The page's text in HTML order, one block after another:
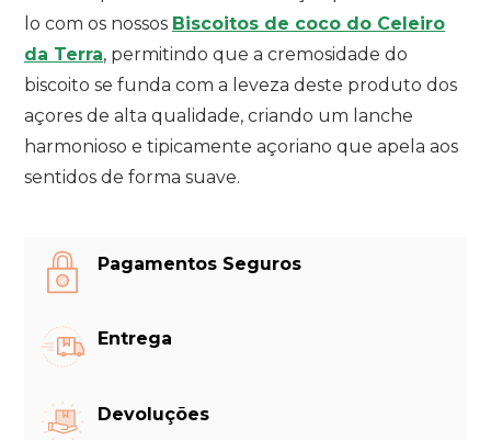
lo com os nossos Biscoitos de coco do Celeiro
da Terra, permitindo que a cremosidade do
biscoito se funda com a leveza deste produto dos
açores de alta qualidade, criando um lanche
harmonioso e tipicamente açoriano que apela aos
sentidos de forma suave.
Pagamentos Seguros
Entrega
Devoluções
MY WISHLISTS
CRIAR LISTA DE DESEJOS
NOME DA LISTA DE DESEJOS
VOCÊ PRECISA ESTAR LOGADO PARA
DESEJOS.